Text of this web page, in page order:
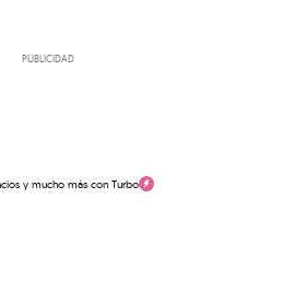
PUBLICIDAD
y mucho más con Turbo